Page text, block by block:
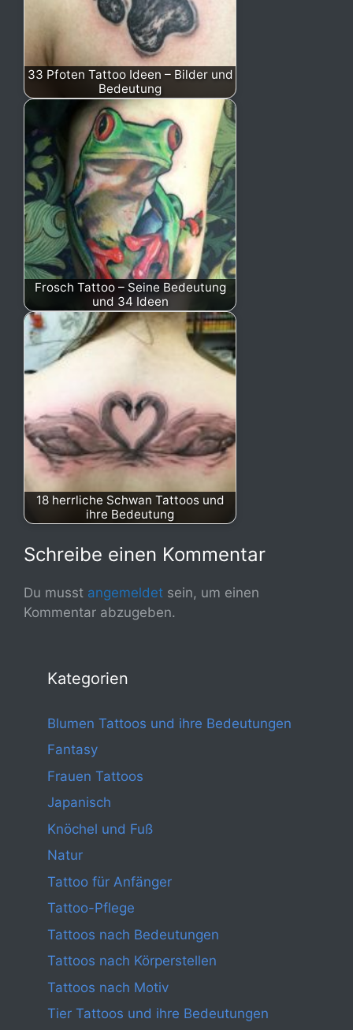
33 Pfoten Tattoo Ideen – Bilder und
Bedeutung
Frosch Tattoo – Seine Bedeutung
und 34 Ideen
18 herrliche Schwan Tattoos und
ihre Bedeutung
Schreibe einen Kommentar
Du musst angemeldet sein, um einen
Kommentar abzugeben.
Kategorien
Blumen Tattoos und ihre Bedeutungen
Fantasy
Frauen Tattoos
Japanisch
Knöchel und Fuß
Natur
Tattoo für Anfänger
Tattoo-Pflege
Tattoos nach Bedeutungen
Tattoos nach Körperstellen
Tattoos nach Motiv
Tier Tattoos und ihre Bedeutungen